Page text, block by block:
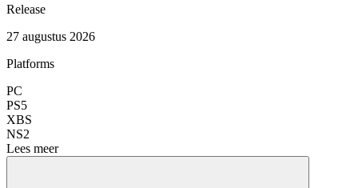
Release
27 augustus 2026
Platforms
PC
PS5
XBS
NS2
Lees meer